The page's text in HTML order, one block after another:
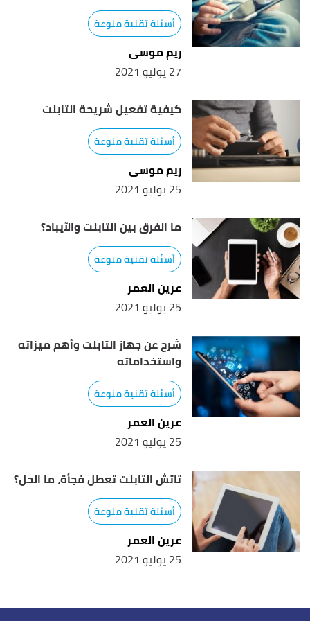
أسئلة تقنية منوعة
ريم موسى
27 يوليو 2021
كيفية تفعيل شريحة التابلت
أسئلة تقنية منوعة
ريم موسى
25 يوليو 2021
ما الفرق بين التابلت والآيباد؟
أسئلة تقنية منوعة
عرين العمر
25 يوليو 2021
شرح عن جهاز التابلت وأهم ميزاته
واستخداماته
أسئلة تقنية منوعة
عرين العمر
25 يوليو 2021
تاتش التابلت تعطل فجأة، ما الحل؟
أسئلة تقنية منوعة
عرين العمر
25 يوليو 2021